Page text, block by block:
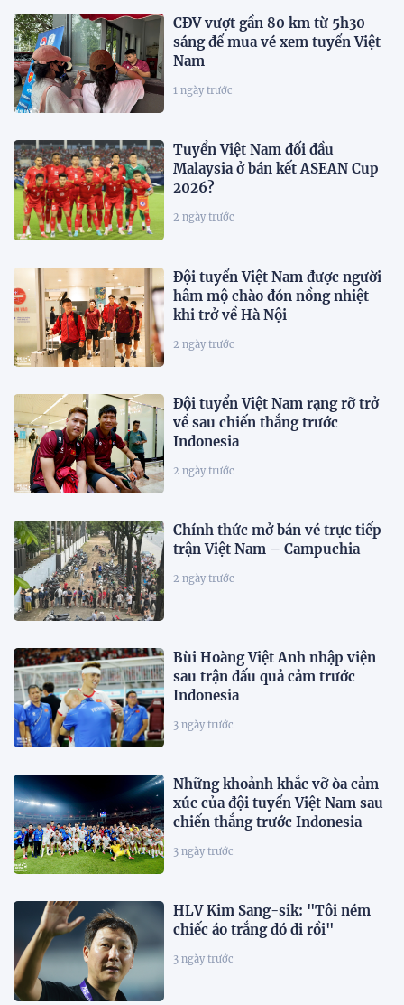
CĐV vượt gần 80 km từ 5h30
sáng để mua vé xem tuyển Việt
Nam
1 ngày trước
Tuyển Việt Nam đối đầu
Malaysia ở bán kết ASEAN Cup
2026?
2 ngày trước
Đội tuyển Việt Nam được người
hâm mộ chào đón nồng nhiệt
khi trở về Hà Nội
2 ngày trước
Đội tuyển Việt Nam rạng rỡ trở
về sau chiến thắng trước
Indonesia
2 ngày trước
Chính thức mở bán vé trực tiếp
trận Việt Nam – Campuchia
2 ngày trước
Bùi Hoàng Việt Anh nhập viện
sau trận đấu quả cảm trước
Indonesia
3 ngày trước
Những khoảnh khắc vỡ òa cảm
xúc của đội tuyển Việt Nam sau
chiến thắng trước Indonesia
3 ngày trước
HLV Kim Sang-sik: "Tôi ném
chiếc áo trắng đó đi rồi"
3 ngày trước